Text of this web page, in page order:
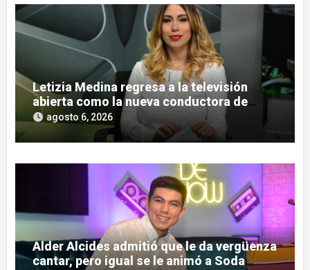
Letizia Medina regresa a la televisión
abierta como la nueva conductora de
«Pulso Urbano»
agosto 6, 2026
Alder Alcides admitió que le da vergüenza
cantar, pero igual se le animó a Soda